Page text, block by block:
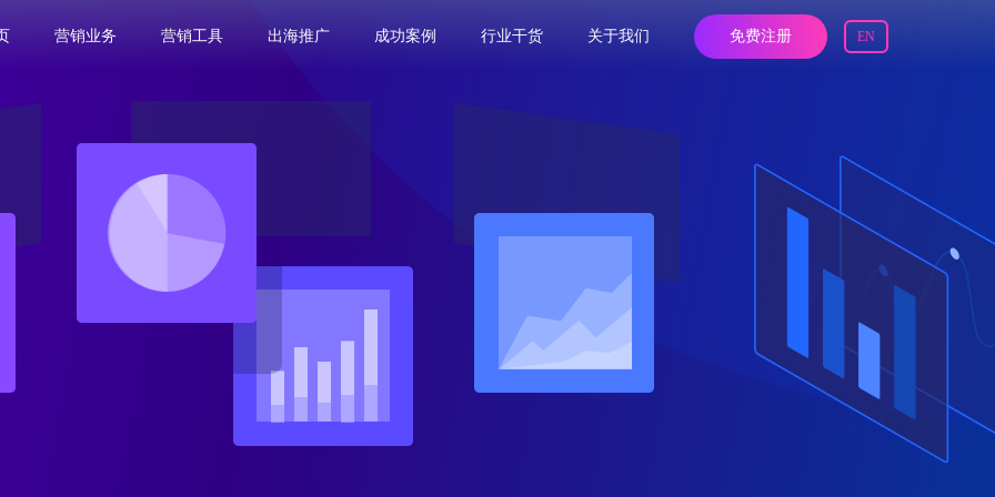
营销业务 营销工具 出海推广 成功案例 行业干货 关于我们 免费注册 EN